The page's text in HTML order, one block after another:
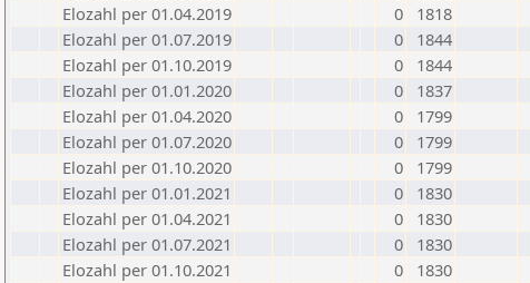
Elozahl per 01.04.2019
0
1818
Elozahl per 01.07.2019
0
1844
Elozahl per 01.10.2019
0
1844
Elozahl per 01.01.2020
0
1837
Elozahl per 01.04.2020
0
1799
Elozahl per 01.07.2020
0
1799
Elozahl per 01.10.2020
0
1799
Elozahl per 01.01.2021
0
1830
Elozahl per 01.04.2021
0
1830
Elozahl per 01.07.2021
0
1830
Elozahl per 01.10.2021
0
1830